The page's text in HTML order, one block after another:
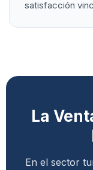
satisfacción
La
En el sector